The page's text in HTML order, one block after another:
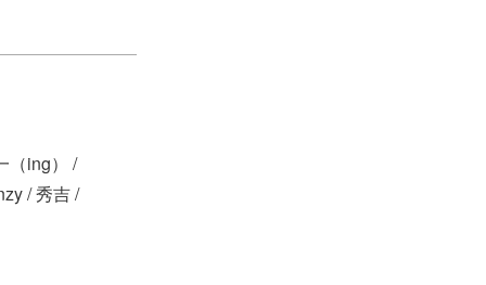
（ing） /
/ 秀吉 /